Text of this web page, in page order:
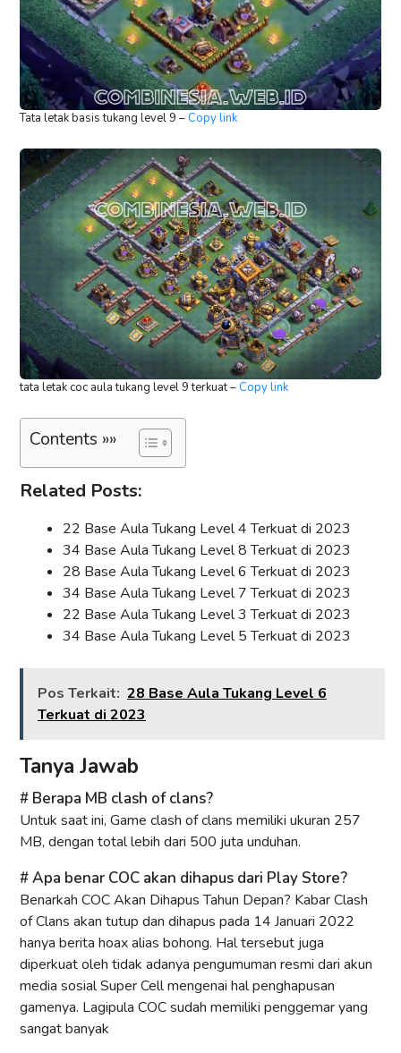
Tata letak basis tukang level 9 – Copy link
tata letak coc aula tukang level 9 terkuat – Copy link
Contents »»
Related Posts:
22 Base Aula Tukang Level 4 Terkuat di 2023
34 Base Aula Tukang Level 8 Terkuat di 2023
28 Base Aula Tukang Level 6 Terkuat di 2023
34 Base Aula Tukang Level 7 Terkuat di 2023
22 Base Aula Tukang Level 3 Terkuat di 2023
34 Base Aula Tukang Level 5 Terkuat di 2023
Pos Terkait: 28 Base Aula Tukang Level 6
Terkuat di 2023
Tanya Jawab
Berapa MB clash of clans?
Untuk saat ini, Game clash of clans memiliki ukuran 257
MB, dengan total lebih dari 500 juta unduhan.
Apa benar COC akan dihapus dari Play Store?
Benarkah COC Akan Dihapus Tahun Depan? Kabar Clash
of Clans akan tutup dan dihapus pada 14 Januari 2022
hanya berita hoax alias bohong. Hal tersebut juga
diperkuat oleh tidak adanya pengumuman resmi dari akun
media sosial Super Cell mengenai hal penghapusan
gamenya. Lagipula COC sudah memiliki penggemar yang
sangat banyak